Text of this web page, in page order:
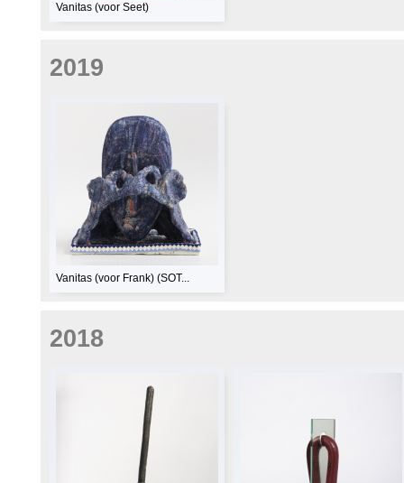
Vanitas (voor Seet)
2019
Vanitas (voor Frank) (SOT...
2018